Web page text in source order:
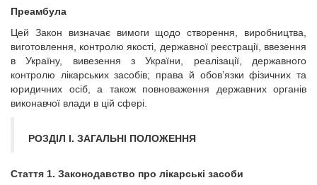
Преамбула
Цей Закон визначає вимоги щодо створення, виробництва,
виготовлення, контролю якості, державної реєстрації, ввезення
в Україну, вивезення з України, реалізації, державного
контролю лікарських засобів; права й обов’язки фізичних та
юридичних осіб, а також повноваження державних органів
виконавчої влади в цій сфері.
РОЗДІЛ І. ЗАГАЛЬНІ ПОЛОЖЕННЯ
Стаття 1. Законодавство про лікарські засоби